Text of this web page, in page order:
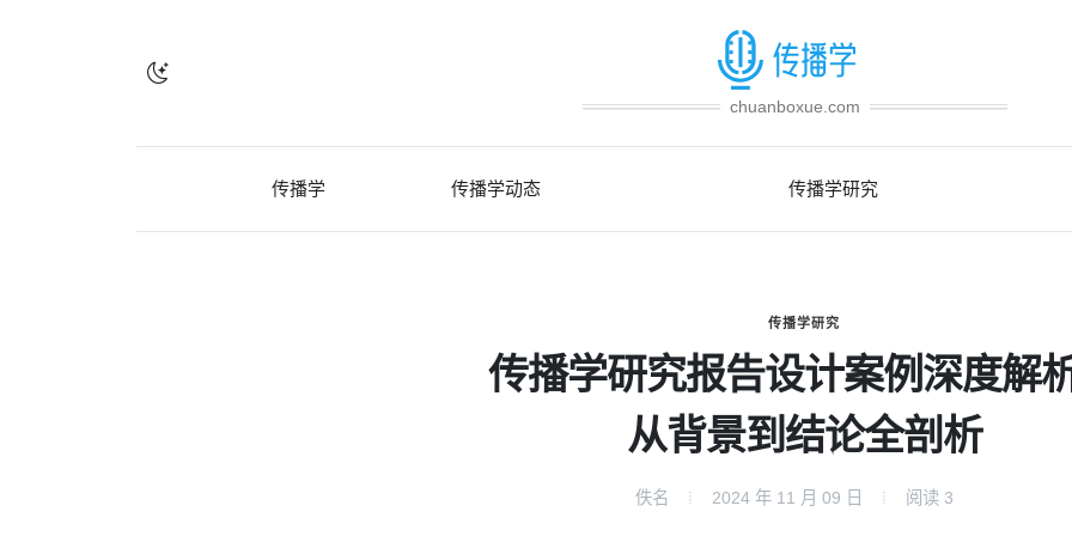
chuanboxue.com
传播学 传播学动态 传播学研究
传播学研究
传播学研究报告设计案例深度解析
从背景到结论全剖析
佚名 2024 年 11 月 09 日 阅读 3